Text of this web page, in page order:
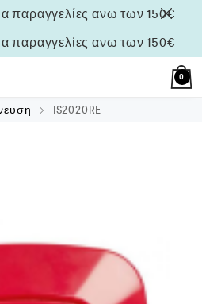
παραγγελίες ανω των 150€
παραγγελίες ανω των 150€
0
IS2020RE